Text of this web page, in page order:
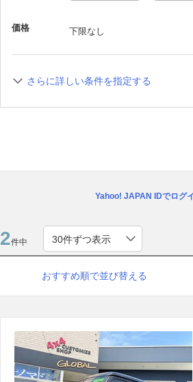
価格 下限なし
さらに詳しい条件を指定する
Yahoo! JAPAN IDでログ
2件中
おすすめ順で並び替える